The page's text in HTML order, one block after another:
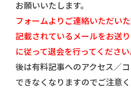
お願いいたします。
フォームよりご連絡いただい
記載されているメールをお送
に従って退会を行ってください
後は有料記事へのアクセス／
できなくなりますのでご注意く